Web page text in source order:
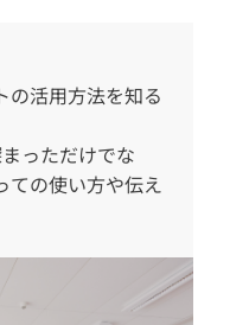
の活用方法を知る
っただけでな
ての使い方や伝え